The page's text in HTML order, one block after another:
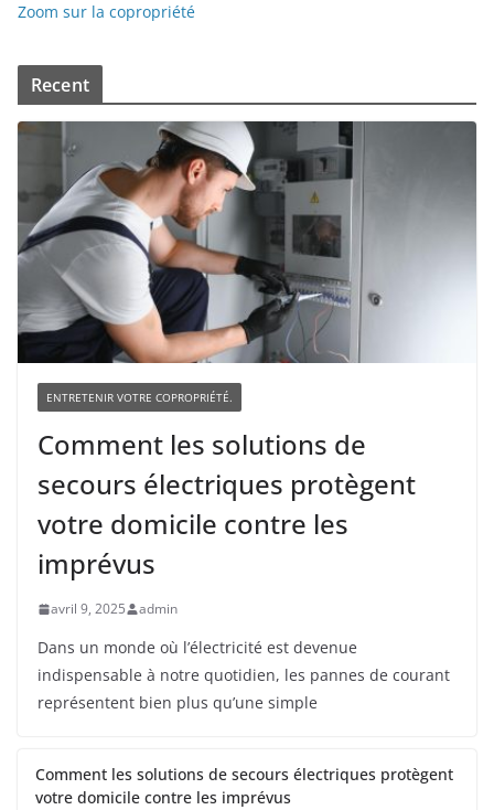
Zoom sur la copropriété
Recent
ENTRETENIR VOTRE COPROPRIÉTÉ.
Comment les solutions de
secours électriques protègent
votre domicile contre les
imprévus
avril 9, 2025 admin
Dans un monde où l’électricité est devenue
indispensable à notre quotidien, les pannes de courant
représentent bien plus qu’une simple
Comment les solutions de secours électriques protègent
votre domicile contre les imprévus